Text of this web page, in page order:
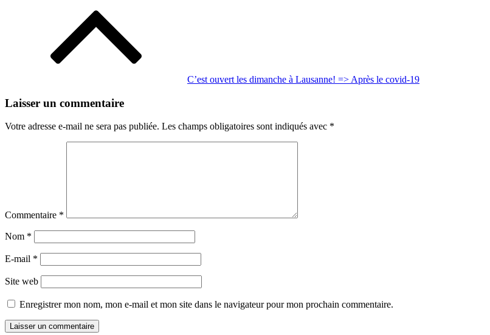
C’est ouvert les dimanche à Lausanne! => Après le covid-19
Laisser un commentaire
Votre adresse e-mail ne sera pas publiée. Les champs obligatoires sont indiqués avec *
Commentaire *
Nom *
E-mail *
Site web
Enregistrer mon nom, mon e-mail et mon site dans le navigateur pour mon prochain commentaire.